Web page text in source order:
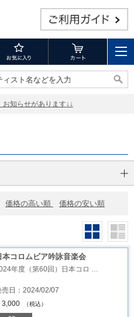
スト名などを入力
スト名などを入力
お知らせがあります↓↓
価格の高い順 価格の安い順
本コロムビア吟詠音楽会
年度（第60回）日本コロ …
売日：2024/02/07
3,000
（税込）